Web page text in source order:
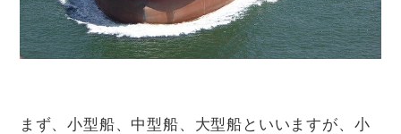
まず、小型船、中型船、大型船といいますが、小